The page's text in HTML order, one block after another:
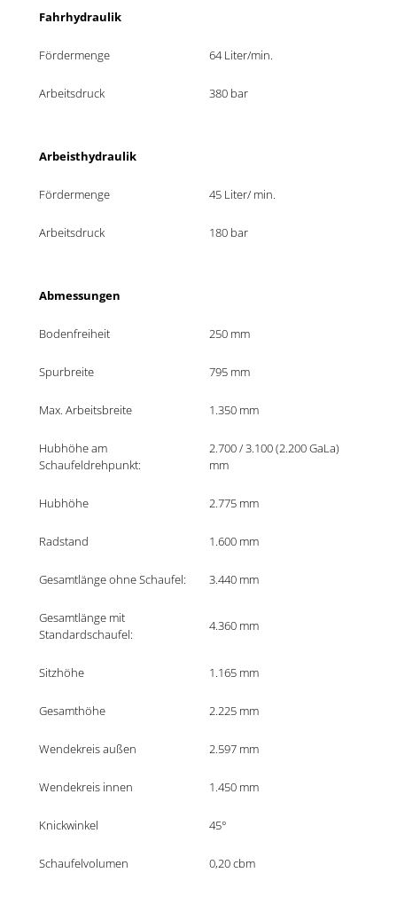
Fahrhydraulik
Fördermenge 64 Liter/min.
Arbeitsdruck 380 bar
Arbeisthydraulik
Fördermenge 45 Liter/ min.
Arbeitsdruck 180 bar
Abmessungen
Bodenfreiheit 250 mm
Spurbreite 795 mm
Max. Arbeitsbreite 1.350 mm
Hubhöhe am
Schaufeldrehpunkt:
2.700 / 3.100 (2.200 GaLa)
mm
Hubhöhe 2.775 mm
Radstand 1.600 mm
3.440 mm
Gesamtlänge mit
4.360 mm
Sitzhöhe 1.165 mm
Gesamthöhe 2.225 mm
Wendekreis außen 2.597 mm
Wendekreis innen 1.450 mm
Knickwinkel 45°
Schaufelvolumen 0,20 cbm